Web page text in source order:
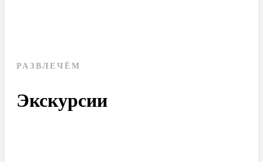
РАЗВЛЕЧЁМ
Экскурсии